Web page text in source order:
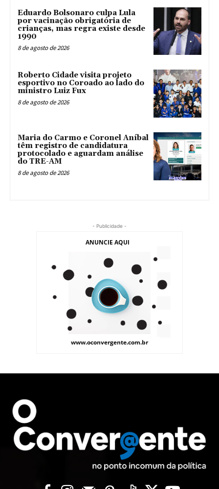
Eduardo Bolsonaro culpa Lula
por vacinação obrigatória de
crianças, mas regra existe desde
1990
8 de agosto de 2026
Roberto Cidade visita projeto
esportivo no Coroado ao lado do
ministro Luiz Fux
8 de agosto de 2026
Maria do Carmo e Coronel Aníbal
têm registro de candidatura
protocolado e aguardam análise
do TRE-AM
8 de agosto de 2026
- Publicidade -